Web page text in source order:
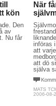
kön
Den
av
Nu får
När
införas
att
att dö
själva
MATS
2006-08-